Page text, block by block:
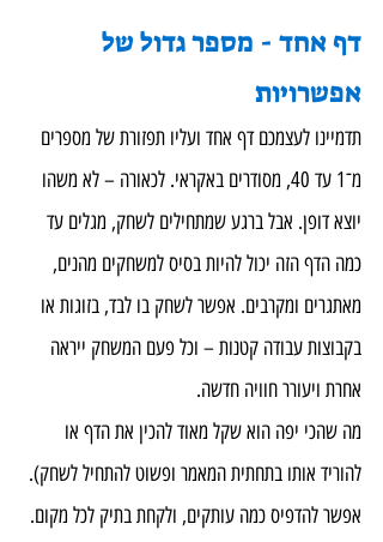
דף אחד - מספר גדול של
אפשרויות
תדמיינו לעצמכם דף אחד ועליו תפזורת של מספרים
מ־1 עד 40, מסודרים באקראי. לכאורה – לא משהו
יוצא דופן. אבל ברגע שמתחילים לשחק, מגלים עד
כמה הדף הזה יכול להיות בסיס למשחקים מהנים,
מאתגרים ומקרבים. אפשר לשחק בו לבד, בזוגות או
בקבוצות עבודה קטנות – וכל פעם המשחק ייראה
אחרת ויעורר חוויה חדשה.
מה שהכי יפה הוא שקל מאוד להכין את הדף או
להוריד אותו בתחתית המאמר ופשוט להתחיל לשחק).
אפשר להדפיס כמה עותקים, ולקחת בתיק לכל מקום.